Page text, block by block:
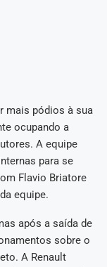
mais pódios à sua
ocupando a
A equipe
para se
Flavio Briatore
equipe.
após a saída de
sobre o
A Renault